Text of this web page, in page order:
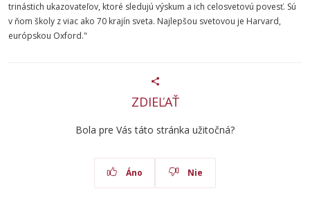
trinástich ukazovateľov, ktoré sledujú výskum a ich celosvetovú povesť. Sú
v ňom školy z viac ako 70 krajín sveta. Najlepšou svetovou je Harvard,
európskou Oxford."
ZDIEĽAŤ
Bola pre Vás táto stránka užitočná?
Áno Nie